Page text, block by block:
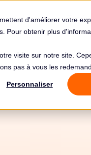
d'améliorer votre
obtenir plus
visite sur notre site.
pas à vous les
Personnaliser
Solutions Tarifs